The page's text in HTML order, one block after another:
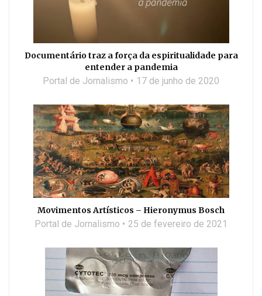
Documentário traz a força da espiritualidade para
entender a pandemia
Portal de Jornalismo 17 de junho de 2020
Movimentos Artísticos – Hieronymus Bosch
Portal de Jornalismo 25 de fevereiro de 2021